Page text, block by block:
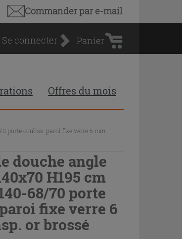
Commander par e-mail
Se connecter
d'achat
Panier
Offres du mois
porte couliss. paroi fixe verre 6 mm
douche angle
H195 cm
68/70 porte
fixe verre 6
or brossé